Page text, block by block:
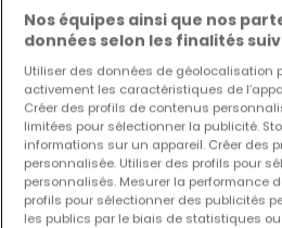
Appartements en
Appartements à louer à
Modifiez vos critères de
de
Nos équipes ainsi que nos
données selon les finalités
Utiliser des données de géolocalisation
activement les caractéristiques de
Créer des profils de contenus
limitées pour sélectionner la publicité.
informations sur un appareil. Créer des
personnalisée. Utiliser des profils pour
personnalisés. Mesurer la performance
profils pour sélectionner des publicités
les publics par le biais de statistiques